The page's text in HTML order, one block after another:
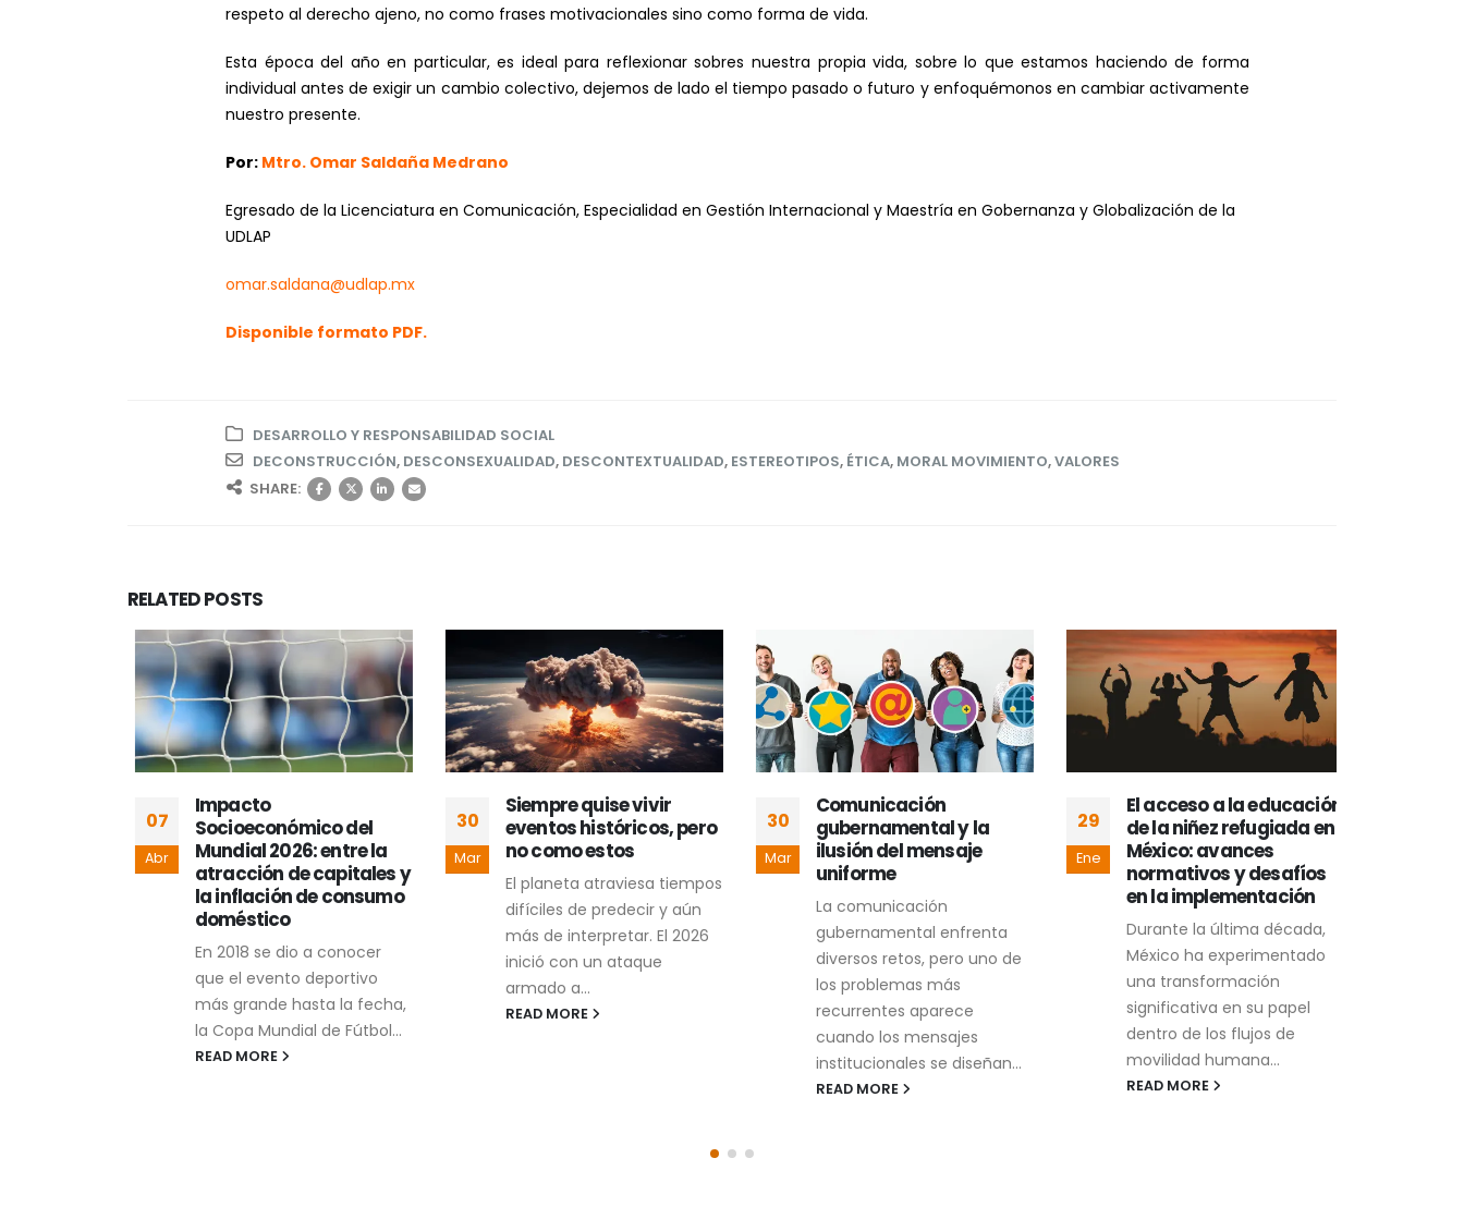
respeto al derecho ajeno, no como frases motivacionales sino como forma de vida.
Esta época del año en particular, es ideal para reflexionar sobres nuestra propia vida, sobre lo que estamos haciendo de forma
individual antes de exigir un cambio colectivo, dejemos de lado el tiempo pasado o futuro y enfoquémonos en cambiar activamente
nuestro presente.
Por: Mtro. Omar Saldaña Medrano
Egresado de la Licenciatura en Comunicación, Especialidad en Gestión Internacional y Maestría en Gobernanza y Globalización de la
UDLAP
omar.saldana@udlap.mx
Disponible formato PDF.
DESARROLLO Y RESPONSABILIDAD SOCIAL
DECONSTRUCCIÓN, DESCONSEXUALIDAD, DESCONTEXTUALIDAD, ESTEREOTIPOS, ÉTICA, MORAL MOVIMIENTO,VALORES
SHARE:
RELATEDPOSTS
07
Abr
Impacto
Socioeconómico del
Mundial 2026: entre la
atracción de capitales y
la inflación de consumo
doméstico
En 2018 se dio a conocer
que el evento deportivo
más grande hasta la fecha,
la Copa Mundial de Fútbol...
READ MORE
30
Mar
Siempre quise vivir
eventos históricos, pero
no como estos
El planeta atraviesa tiempos
difíciles de predecir y aún
más de interpretar. El 2026
inició con un ataque
armado a...
READ MORE
30
Mar
Comunicación
gubernamental y la
ilusión del mensaje
uniforme
La comunicación
gubernamental enfrenta
diversos retos, pero uno de
los problemas más
recurrentes aparece
cuando los mensajes
institucionales se diseñan...
READ MORE
29
Ene
El acceso a la educación
de la niñez refugiada en
México: avances
normativos y desafíos
en la implementación
Durante la última década,
México ha experimentado
una transformación
significativa en su papel
dentro de los flujos de
movilidad humana...
READ MORE